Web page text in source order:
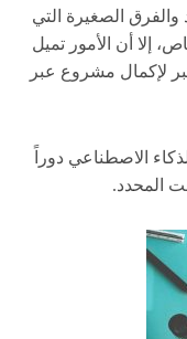
الصغيرة التي
إلا أن الأمور تميل
لإكمال مشروع عبر
الاصطناعي دوراً
المحدد.